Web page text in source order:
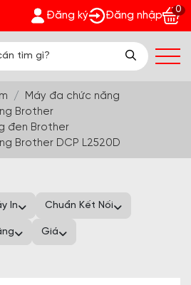
Đón Hè Sang chi tiết tại 'Khuyến
Đăng ký Đăng nhập
0
Máy đa chức năng
Brother
đen Brother
Brother DCP L2520D
In Chuẩn Kết Nối
Giá